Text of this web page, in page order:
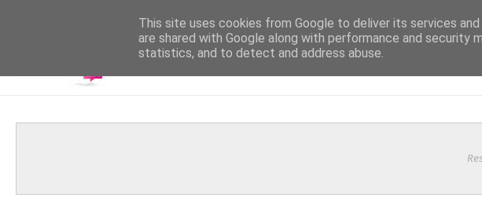
This site uses cookies from Google to deliver its services
are shared with Google along with performance and security
statistics, and to detect and address abuse.